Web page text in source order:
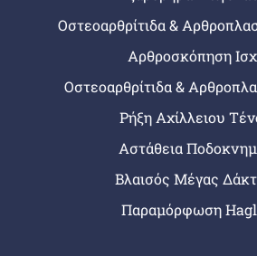
Οστεοαρθρίτιδα &
Αρθροσκόπηση
Οστεοαρθρίτιδα &
Ρήξη Αχίλλειου
Αστάθεια
Βλαισός Μέγας
Παραμόρφωση